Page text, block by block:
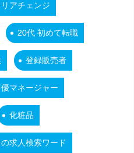
アチェンジ
20代 初めて転職
登録販売者
マネージャー
化粧品
求人検索ワード